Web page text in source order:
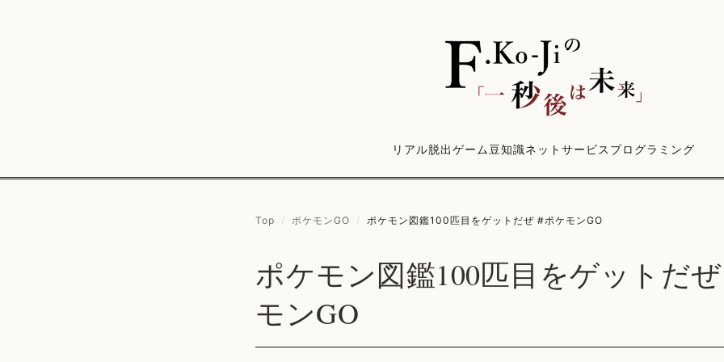
リアル脱出ゲーム豆知識ネットサービス プログラミング
Top / ポケモンGO / ポケモン図鑑100匹目をゲットだぜ #ポケモンGO
ポケモン図鑑100匹目をゲットだ
モンGO